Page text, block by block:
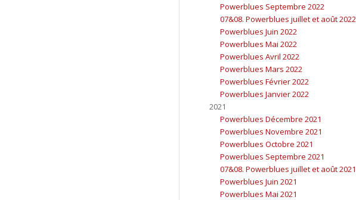
Powerblues Septembre 2022
07&08. Powerblues juillet et août 2022
Powerblues Juin 2022
Powerblues Mai 2022
Powerblues Avril 2022
Powerblues Mars 2022
Powerblues Février 2022
Powerblues Janvier 2022
2021
Powerblues Décembre 2021
Powerblues Novembre 2021
Powerblues Octobre 2021
Powerblues Septembre 2021
07&08. Powerblues juillet et août 2021
Powerblues Juin 2021
Powerblues Mai 2021